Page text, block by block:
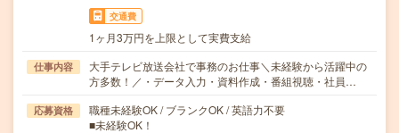
交通費
1ヶ月3万円を上限として実費支給
仕事内容
大手テレビ放送会社で事務のお仕事＼未経験から活躍中の
方多数！／・データ入力・資料作成・番組視聴・社員…
応募資格
職種未経験OK / ブランクOK / 英語力不要
■未経験OK！